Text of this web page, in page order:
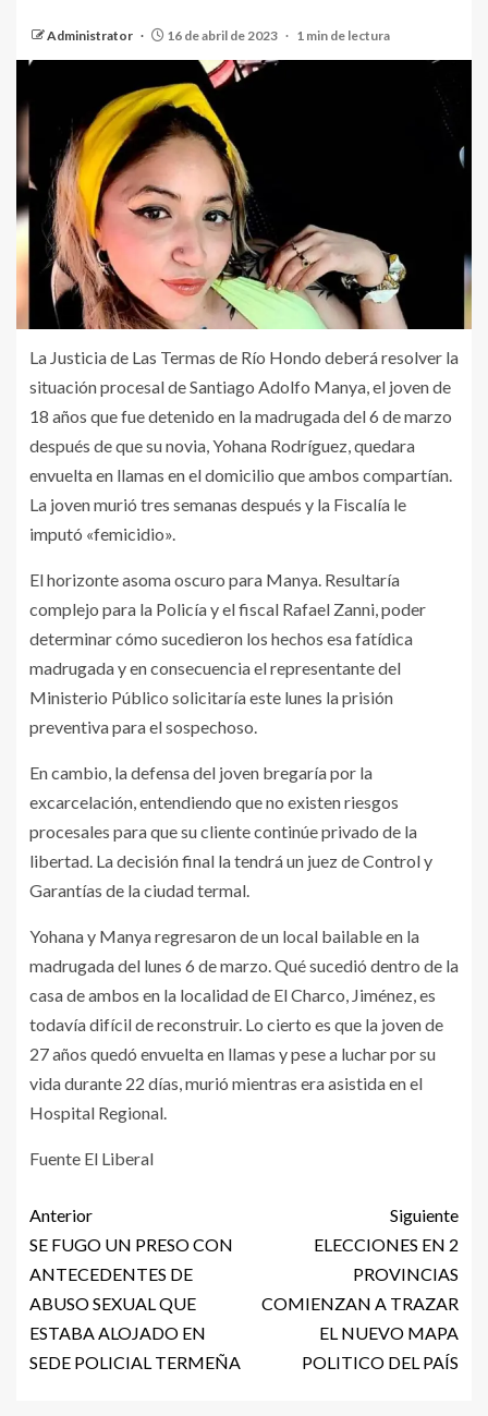
Administrator 16 de abril de 2023 1 min de lectura
La Justicia de Las Termas de Río Hondo deberá resolver la
situación procesal de Santiago Adolfo Manya, el joven de
18 años que fue detenido en la madrugada del 6 de marzo
después de que su novia, Yohana Rodríguez, quedara
envuelta en llamas en el domicilio que ambos compartían.
La joven murió tres semanas después y la Fiscalía le
imputó «femicidio».
El horizonte asoma oscuro para Manya. Resultaría
complejo para la Policía y el fiscal Rafael Zanni, poder
determinar cómo sucedieron los hechos esa fatídica
madrugada y en consecuencia el representante del
Ministerio Público solicitaría este lunes la prisión
preventiva para el sospechoso.
En cambio, la defensa del joven bregaría por la
excarcelación, entendiendo que no existen riesgos
procesales para que su cliente continúe privado de la
libertad. La decisión final la tendrá un juez de Control y
Garantías de la ciudad termal.
Yohana y Manya regresaron de un local bailable en la
madrugada del lunes 6 de marzo. Qué sucedió dentro de la
casa de ambos en la localidad de El Charco, Jiménez, es
todavía difícil de reconstruir. Lo cierto es que la joven de
27 años quedó envuelta en llamas y pese a luchar por su
vida durante 22 días, murió mientras era asistida en el
Hospital Regional.
Fuente El Liberal
Anterior
SE FUGO UN PRESO CON
ANTECEDENTES DE
ABUSO SEXUAL QUE
ESTABA ALOJADO EN
SEDE POLICIAL TERMEÑA
Siguiente
ELECCIONES EN 2
PROVINCIAS
COMIENZAN A TRAZAR
EL NUEVO MAPA
POLITICO DEL PAÍS